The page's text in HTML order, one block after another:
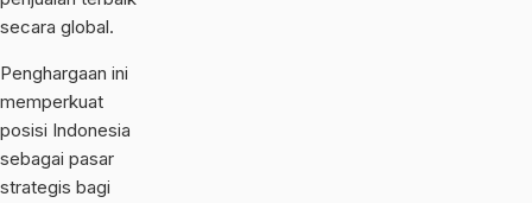
secara global.
Penghargaan ini
memperkuat
posisi Indonesia
sebagai pasar
strategis bagi